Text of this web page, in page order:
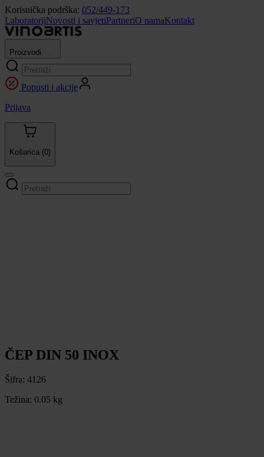
Korisnička podrška: 052/449-173
LaboratorijNovosti i savjetiPartneriO namaKontakt
Proizvodi
Popusti i akcije
Prijava
Košarica (0)
ČEP DIN 50 INOX
Šifra: 4126
Težina: 0.05 kg